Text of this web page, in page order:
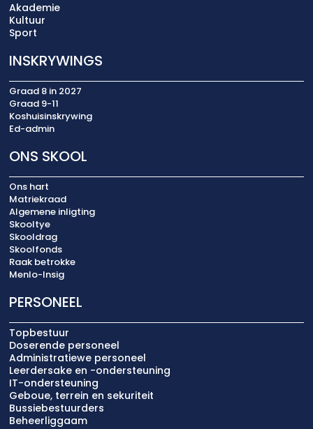
Akademie
Kultuur
Sport
INSKRYWINGS
Graad 8 in 2027
Graad 9-11
Koshuisinskrywing
Ed-admin
ONS SKOOL
Ons hart
Matriekraad
Algemene inligting
Skooltye
Skooldrag
Skoolfonds
Raak betrokke
Menlo-Insig
PERSONEEL
Topbestuur
Doserende personeel
Administratiewe personeel
Leerdersake en -ondersteuning
IT-ondersteuning
Geboue, terrein en sekuriteit
Bussiebestuurders
Beheerliggaam